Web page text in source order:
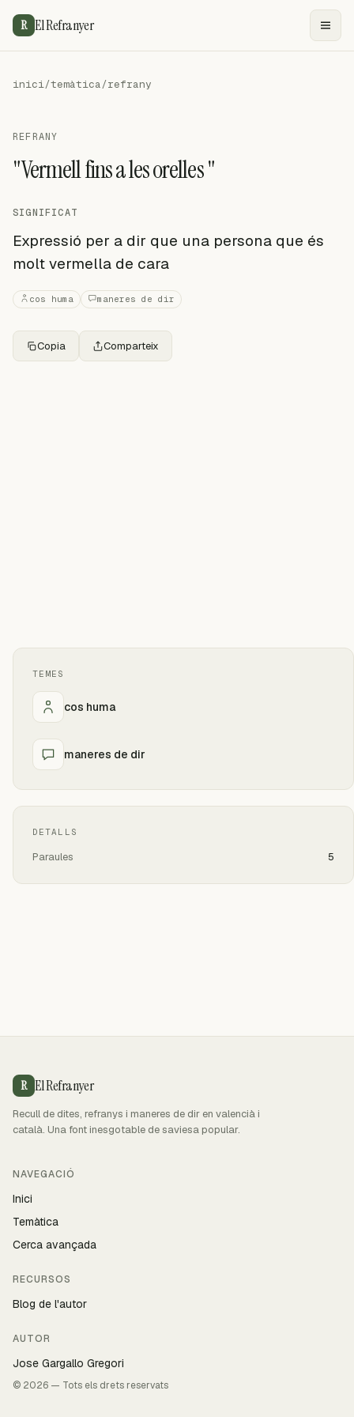
R El Refranyer
inici/temàtica/refrany
REFRANY
"Vermell fins a les orelles "
SIGNIFICAT
Expressió per a dir que una persona que és
molt vermella de cara
cos huma maneres de dir
Copia Comparteix
TEMES
cos huma
maneres de dir
DETALLS
Paraules 5
R El Refranyer
Recull de dites, refranys i maneres de dir en valencià i
català. Una font inesgotable de saviesa popular.
NAVEGACIÓ
Inici
Temàtica
Cerca avançada
RECURSOS
Blog de l'autor
AUTOR
Jose Gargallo Gregori
© 2026 — Tots els drets reservats